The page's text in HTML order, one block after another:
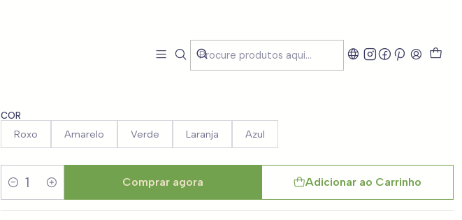
Beanto Bowl 1.35L - 5 Cores
COR
Roxo Amarelo Verde Laranja Azul
Quantidade
Adicionar ao Carrinho
Comprar agora